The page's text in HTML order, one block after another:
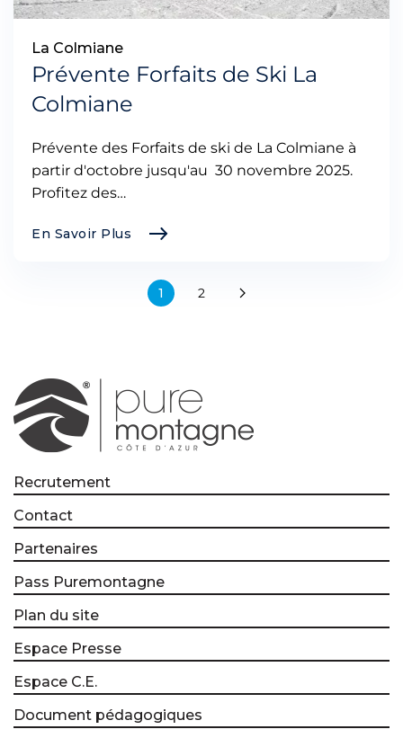
La Colmiane
Prévente Forfaits de Ski La
Colmiane
Prévente des Forfaits de ski de La Colmiane à
partir d'octobre jusqu'au 30 novembre 2025.
Profitez des…
En Savoir Plus
1 2
Recrutement
Contact
Partenaires
Pass Puremontagne
Plan du site
Espace Presse
Espace C.E.
Document pédagogiques